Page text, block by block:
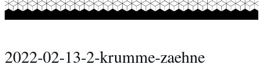
2022-02-13-2-krumme-zaehne